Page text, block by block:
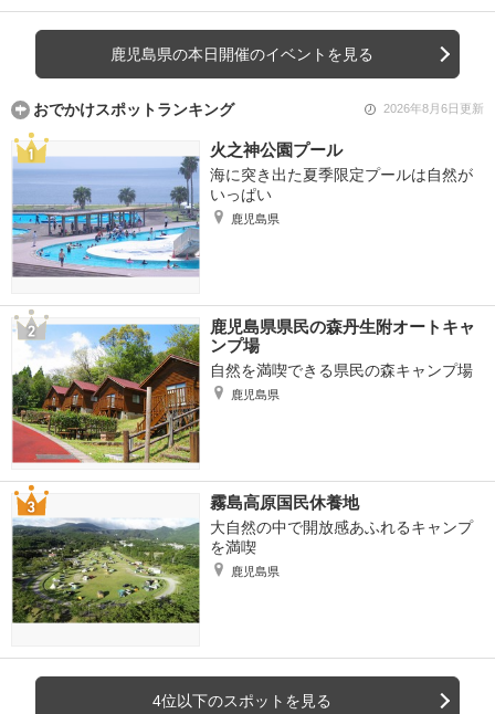
鹿児島県の本日開催のイベントを見る
おでかけスポットランキング 2026年8月6日更新
火之神公園プール
海に突き出た夏季限定プールは自然が
いっぱい
鹿児島県
鹿児島県県民の森丹生附オートキャ
ンプ場
自然を満喫できる県民の森キャンプ場
鹿児島県
霧島高原国民休養地
大自然の中で開放感あふれるキャンプ
を満喫
鹿児島県
4位以下のスポットを見る